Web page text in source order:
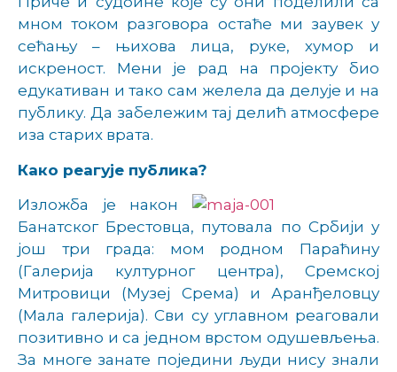
мном током разговора остаће ми заувек у
сећању – њихова лица, руке, хумор и
искреност. Мени је рад на пројекту био
едукативан и тако сам желела да делује и на
публику. Да забележим тај делић атмосфере
иза старих врата.
Како реагује публика?
Изложба је након
Банатског Брестовца, путовала по Србији у
још три града: мом родном Параћину
(Галерија културног центра), Сремској
Митровици (Музеј Срема) и Аранђеловцу
(Мала галерија). Сви су углавном реаговали
позитивно и са једном врстом одушевљења.
За многе занате поједини људи нису знали